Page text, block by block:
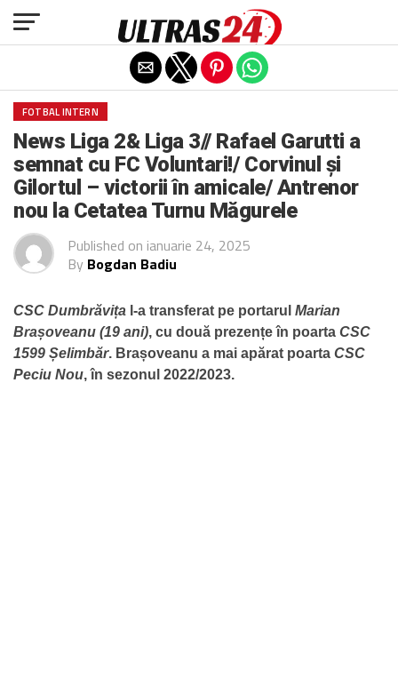
FOTBAL INTERN
News Liga 2& Liga 3// Rafael Garutti a
semnat cu FC Voluntari!/ Corvinul și
Gilortul – victorii în amicale/ Antrenor
nou la Cetatea Turnu Măgurele
Published on ianuarie 24, 2025
By Bogdan Badiu
CSC Dumbrăvița l-a transferat pe portarul Marian
Brașoveanu (19 ani), cu două prezențe în poarta CSC
1599 Șelimbăr. Brașoveanu a mai apărat poarta CSC
Peciu Nou, în sezonul 2022/2023.
Exit mobile version